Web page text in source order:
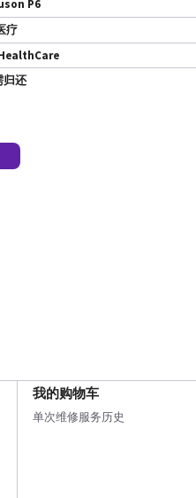
P6
疗
归还
我的购物车
单次维修服务历史